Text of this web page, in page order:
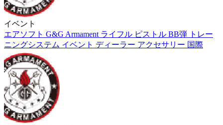
イベント
エアソフト G&G Armament ライフル ピストル BB弾 トレー
ニングシステム イベント ディーラー アクセサリー 国際